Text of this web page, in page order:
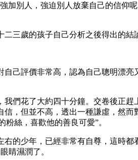
加別人，強迫別人放棄自己的信仰
三歲的孩子自己分析之後得出的結
己評價非常高，認為自己聰明漂
們花了大約四十分鐘。交卷後正
，但並不高，透出一種謙虛，然
絲，喜歡他的善良可愛”。
的少年，已經非常有自尊，這時
睛濕潤了。